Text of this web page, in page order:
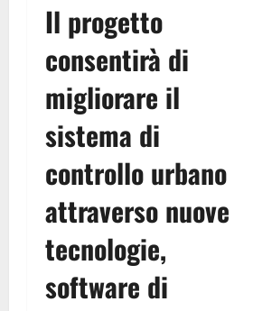
Il progetto
consentirà di
migliorare il
sistema di
controllo urbano
attraverso nuove
tecnologie,
software di